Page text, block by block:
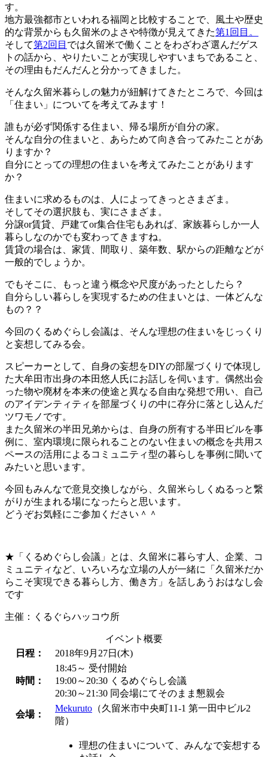
す。
地方最強都市といわれる福岡と比較することで、風土や歴史
的な背景からも久留米のよさや特徴が見えてきた第1回目。
そして第2回目 では久留米で働くことをわざわざ選んだゲス
トの話から、やりたいことが実現しやすいまちであること、
その理由もだんだんと分かってきました。
そんな久留米暮らしの魅力が紐解けてきたところで、今回は
「住まい」についてを考えてみます！
誰もが必ず関係する住まい、帰る場所が自分の家。
そんな自分の住まいと、あらためて向き合ってみたことがあ
りますか？
自分にとっての理想の住まいを考えてみたことがあります
か？
住まいに求めるものは、人によってきっとさまざま。
そしてその選択肢も、実にさまざま。
分譲or賃貸、戸建てor集合住宅もあれば、家族暮らしか一人
暮らしなのかでも変わってきますね。
賃貸の場合は、家賃、間取り、築年数、駅からの距離などが
一般的でしょうか。
でもそこに、もっと違う概念や尺度があったとしたら？
自分らしい暮らしを実現するための住まいとは、一体どんな
もの？？
今回のくるめぐらし会議は、そんな理想の住まいをじっくり
と妄想してみる会。
スピーカーとして、自身の妄想をDIYの部屋づくりで体現し
た大牟田市出身の本田悠人氏にお話しを伺います。偶然出会
った物や廃材を本来の使途と異なる自由な発想で用い、自己
のアイデンティティを部屋づくりの中に存分に落とし込んだ
ツワモノです。
また久留米の半田兄弟からは、自身の所有する半田ビルを事
例に、室内環境に限られることのない住まいの概念を共用ス
ペースの活用によるコミュニティ型の暮らしを事例に聞いて
みたいと思います。
今回もみんなで意見交換しながら、久留米らしくぬるっと繋
がりが生まれる場になったらと思います。
どうぞお気軽にご参加ください＾＾
★「くるめぐらし会議」とは、久留米に暮らす人、企業、コ
ミュニティなど、いろいろな立場の人が一緒に「久留米だか
らこそ実現できる暮らし方、働き方」を話しあうおはなし会
です
主催：くるぐらハッコウ所
イベント概要
日程：
2018年9月27日(木)
時間：
18:45～ 受付開始
19:00～20:30 くるめぐらし会議
20:30～21:30 同会場にてそのまま懇親会
会場：
Mekuruto （久留米市中央町11-1 第一田中ビル2
階）
理想の住まいについて、みんなで妄想する